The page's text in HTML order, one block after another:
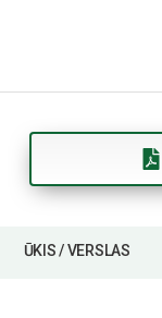
ŪKIS / VERSLAS